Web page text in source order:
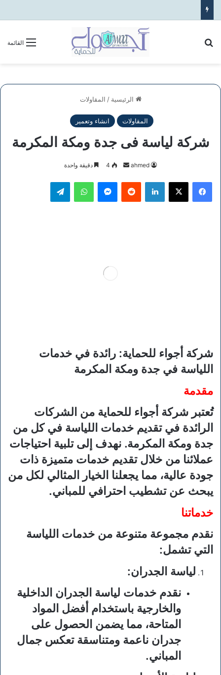
القائمة
الرئيسية / المقاولات
المقاولات انشاء وتعمير
شركة لياسة فى جدة ومكة المكرمة
ahmed
أرسل
إلكترونيا
4 دقيقة واحدة
فيسبوك ‫X لينكدإن ماسنجر واتساب تيلقرام
شركة أجواء للحماية: رائدة في خدمات
اللياسة في جدة ومكة المكرمة
مقدمة
تُعتبر شركة أجواء للحماية من الشركات
الرائدة في تقديم خدمات اللياسة في كل من
جدة ومكة المكرمة. نهدف إلى تلبية احتياجات
عملائنا من خلال تقديم خدمات متميزة ذات
جودة عالية، مما يجعلنا الخيار المثالي لكل من
يبحث عن تشطيب احترافي للمباني.
خدماتنا
نقدم مجموعة متنوعة من خدمات اللياسة
التي تشمل:
لياسة الجدران:
نقدم خدمات لياسة الجدران الداخلية
والخارجية باستخدام أفضل المواد
المتاحة، مما يضمن الحصول على
جدران ناعمة ومتناسقة تعكس جمال
المباني.